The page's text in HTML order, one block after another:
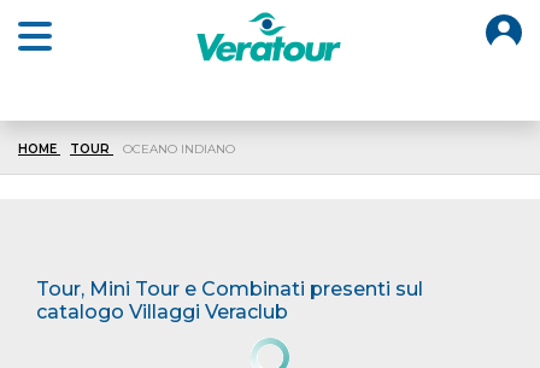
HOME TOUR OCEANO INDIANO
Tour, Mini Tour e Combinati presenti sul
catalogo Villaggi Veraclub